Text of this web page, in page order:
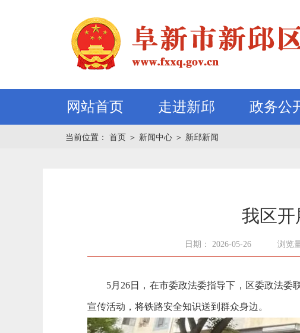
网站首页 走进新邱 政务公
当前位置： 首页 ＞ 新闻中心 ＞ 新邱新闻
我区开
日期： 2026-05-26 浏览
5月26日，在市委政法委指导下，区委政法委
宣传活动，将铁路安全知识送到群众身边。